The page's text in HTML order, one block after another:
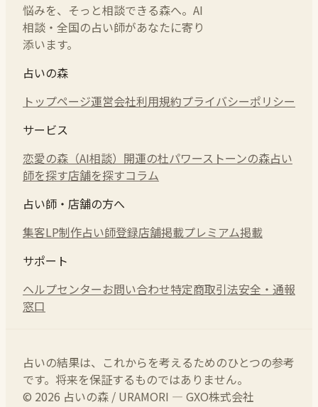
悩みを、そっと相談できる森へ。AI
相談・全国の占い師があなたに寄り
添います。
占いの森
トップページ運営会社利用規約プライバシーポリシー
サービス
恋愛の森（AI相談） 開運の杜パワーストーンの森占い
師を探す店舗を探すコラム
占い師・店舗の方へ
集客LP制作占い師登録店舗掲載プレミアム掲載
サポート
ヘルプセンターお問い合わせ特定商取引法安全・通報
窓口
占いの結果は、これからを考えるためのひとつの参考
です。将来を保証するものではありません。
© 2026 占いの森 / URAMORI — GXO株式会社